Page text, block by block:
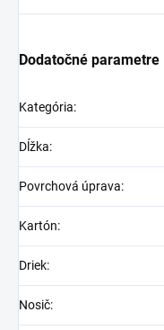
Dodatočné parametre
Kategória:
Dĺžka:
Povrchová úprava:
Kartón:
Driek:
Nosič: